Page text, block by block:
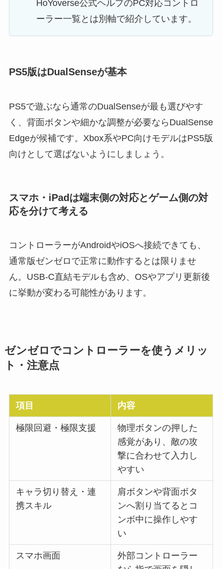
HoYoverse公式ヘルプのPC対応コントロ
ーラー一覧とは別軸で紹介しています。
PS5版はDualSenseが基本
PS5で遊ぶなら通常のDualSenseが最も選びやす
く、背面ボタンや細かな調整が必要ならDualSense
Edgeが候補です。Xbox系やPC向けモデルはPS5版
向けとして選ばないようにしましょう。
スマホ・iPadは端末側の対応とゲーム側の対
応を分けて考える
コントローラーがAndroidやiOSへ接続できても、
通常版ゼンゼロで正常に動作するとは限りませ
ん。USB-C直結モデルも含め、OSやアプリ更新後
に挙動が変わる可能性があります。
ゼンゼロでコントローラーを使うメリッ
ト・注意点
項目 内容
極限回避・極限支援
物理ボタンの押した
感覚があり、敵の攻
撃に合わせて入力し
やすい
キャラ切り替え・連
携スキル
肩ボタンや背面ボタ
ンへ割り当てるとコ
ンボ中に操作しやす
い
スマホ画面
外部コントローラー